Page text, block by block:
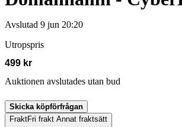
Avslutad 9 jun 20:20
Utropspris
499 kr
Auktionen avslutades utan bud
Skicka köpförfrågan
FraktFri frakt Annat fraktsätt